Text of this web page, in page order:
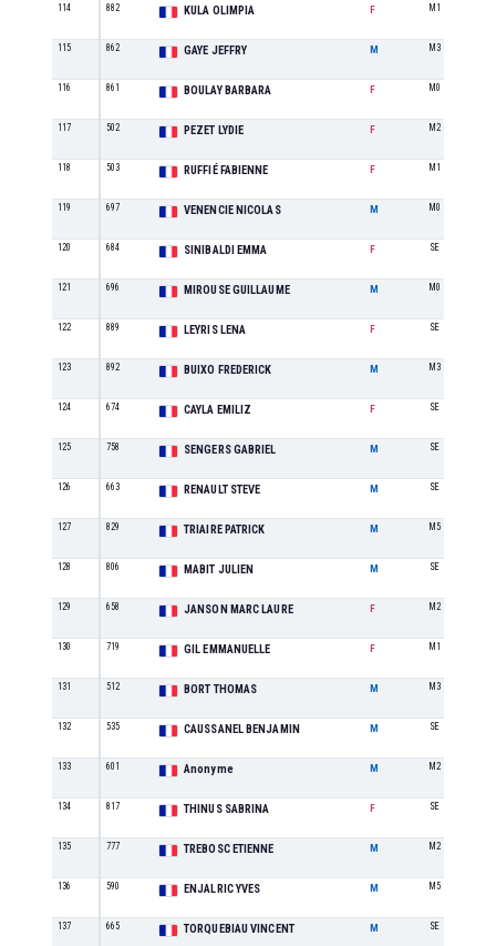
114 882 KULA OLIMPIA F M1
115 862 GAYE JEFFRY M M3
116 861 BOULAY BARBARA F M0
117 502 PEZET LYDIE F M2
118 503 RUFFIÉ FABIENNE F M1
119 697 VENENCIE NICOLAS M M0
120 684 SINIBALDI EMMA F SE
121 696 MIROUSE GUILLAUME M M0
122 889 LEYRIS LENA F SE
123 892 BUIXO FREDERICK M M3
124 674 CAYLA EMILIZ F SE
125 758 SENGERS GABRIEL M SE
126 663 RENAULT STEVE M SE
127 829 TRIAIRE PATRICK M M5
128 806 MABIT JULIEN M SE
129 658 JANSON MARC LAURE F M2
130 719 GIL EMMANUELLE F M1
131 512 BORT THOMAS M M3
132 535 CAUSSANEL BENJAMIN M SE
133 601 Anonyme M M2
134 817 THINUS SABRINA F SE
135 777 TREBOSC ETIENNE M M2
136 590 ENJALRIC YVES M M5
137 665 TORQUEBIAU VINCENT M SE